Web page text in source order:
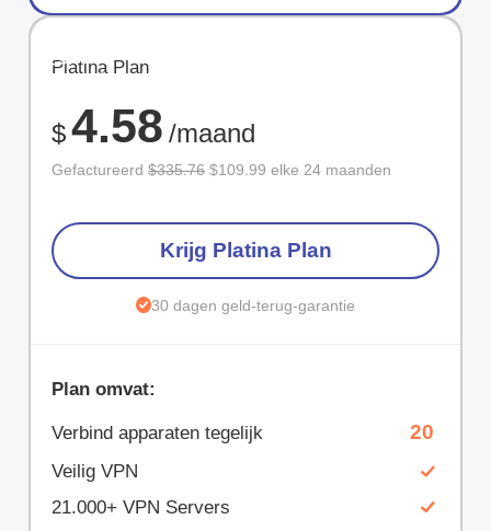
BESPAAR
67%
Platina Plan
$4.58 /maand
Gefactureerd$335.76 $109.99 elke 24 maanden
Krijg Platina Plan
30 dagen geld-terug-garantie
Plan omvat:
Verbind apparaten tegelijk 20
Veilig VPN
21.000+ VPN Servers